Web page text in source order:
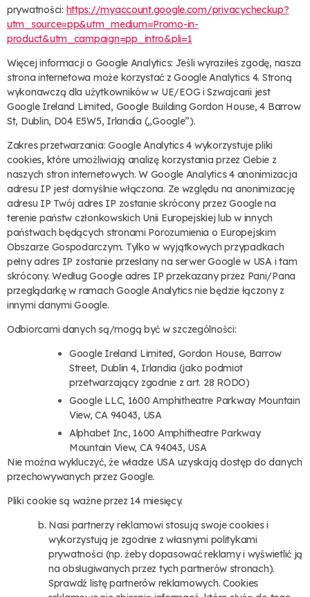
prywatności: https://myaccount.google.com/privacycheckup?
utm_source=pp&utm_medium=Promo-in-
product&utm_campaign=pp_intro&pli=1
Więcej informacji o Google Analytics: Jeśli wyraziłeś zgodę, nasza
strona internetowa może korzystać z Google Analytics 4. Stroną
wykonawczą dla użytkowników w UE/EOG i Szwajcarii jest
Google Ireland Limited, Google Building Gordon House, 4 Barrow
St, Dublin, D04 E5W5, Irlandia („Google”).
Zakres przetwarzania: Google Analytics 4 wykorzystuje pliki
cookies, które umożliwiają analizę korzystania przez Ciebie z
naszych stron internetowych. W Google Analytics 4 anonimizacja
adresu IP jest domyślnie włączona. Ze względu na anonimizację
adresu IP Twój adres IP zostanie skrócony przez Google na
terenie państw członkowskich Unii Europejskiej lub w innych
państwach będących stronami Porozumienia o Europejskim
Obszarze Gospodarczym. Tylko w wyjątkowych przypadkach
pełny adres IP zostanie przesłany na serwer Google w USA i tam
skrócony. Według Google adres IP przekazany przez Pani/Pana
przeglądarkę w ramach Google Analytics nie będzie łączony z
innymi danymi Google.
Odbiorcami danych są/mogą być w szczególności:
Google Ireland Limited, Gordon House, Barrow
Street, Dublin 4, Irlandia (jako podmiot
przetwarzający zgodnie z art. 28 RODO)
Google LLC, 1600 Amphitheatre Parkway Mountain
View, CA 94043, USA
Alphabet Inc, 1600 Amphitheatre Parkway
Mountain View, CA 94043, USA
Nie można wykluczyć, że władze USA uzyskają dostęp do danych
przechowywanych przez Google.
Pliki cookie są ważne przez 14 miesięcy.
Nasi partnerzy reklamowi stosują swoje cookies i
wykorzystują je zgodnie z własnymi politykami
prywatności (np. żeby dopasować reklamy i wyświetlić ją
na obsługiwanych przez tych partnerów stronach).
Sprawdź listę partnerów reklamowych. Cookies